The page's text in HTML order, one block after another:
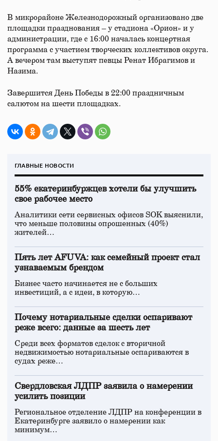
В микрорайоне Железнодорожный организовано две
площадки празднования – у стадиона «Орион» и у
администрации, где с 16:00 началась концертная
программа с участием творческих коллективов округа.
А вечером там выступят певцы Ренат Ибрагимов и
Назима.
Завершится День Победы в 22:00 праздничным
салютом на шести площадках.
ГЛАВНЫЕ НОВОСТИ
55% екатеринбуржцев хотели бы улучшить
свое рабочее место
Аналитики сети сервисных офисов SOK выяснили,
что меньше половины опрошенных (40%)
жителей…
Пять лет AFUVA: как семейный проект стал
узнаваемым брендом
Бизнес часто начинается не с больших
инвестиций, а с идеи, в которую…
Почему нотариальные сделки оспаривают
реже всего: данные за шесть лет
Среди всех форматов сделок с вторичной
недвижимостью нотариальные оспариваются в
судах реже…
Свердловская ЛДПР заявила о намерении
усилить позиции
Региональное отделение ЛДПР на конференции в
Екатеринбурге заявило о намерении как
минимум…